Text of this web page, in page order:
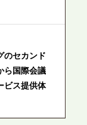
のセカンド
ら国際会議
ビス提供体